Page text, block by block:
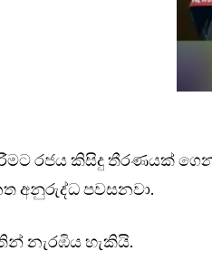
රජය කිසිදු තීරණයක්
අනුරුද්ධ පවසනවා.
නැරඹිය හැකියි.